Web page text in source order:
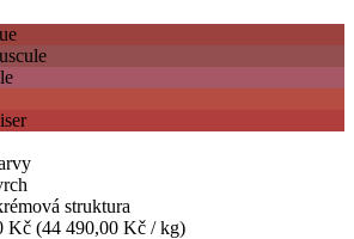
struktura
Kč (44 490,00 Kč / kg)